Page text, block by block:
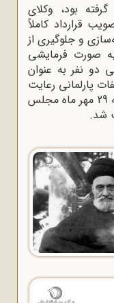
بود، وکلای
قرارداد کاملاً
و جلوگیری از
صورت فرمایشی
دو نفر به عنوان
پارلمانی رعایت
شده باشد. سرانجام در جلسه پنج‌شنبه 29 مهر ماه مجلس
شد.